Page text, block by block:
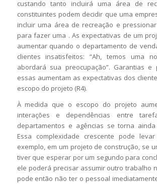
custando tanto incluirá uma área de
constituintes podem decidir que uma
incluir uma área de recreação e
para fazer uma . As expectativas de um
aumentar quando o departamento de
clientes insatisfeitos: “Ah, temos uma
abordará sua preocupação”. Garantias e
essas aumentam as expectativas dos
escopo do projeto (R4).
À medida que o escopo do projeto
interações e dependências entre
departamentos e agências se torna ainda
Essa complexidade crescente pode
exemplo, em um projeto de construção, se
tiver que esperar por um segundo para
ele poderá precisar assumir outro trabalho
pode então não ter o pessoal